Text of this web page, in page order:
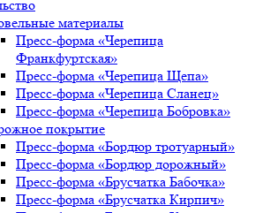
материалы
Пресс-форма «Черепица
Франкфуртская»
Пресс-форма «Черепица Щепа»
Пресс-форма «Черепица Сланец»
Пресс-форма «Черепица Бобровка»
покрытие
Пресс-форма «Бордюр тротуарный»
Пресс-форма «Бордюр дорожный»
Пресс-форма «Брусчатка Бабочка»
Пресс-форма «Брусчатка Кирпич»